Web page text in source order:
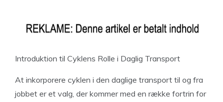
Introduktion til Cyklens Rolle i Daglig Transport
At inkorporere cyklen i den daglige transport til og fra
jobbet er et valg, der kommer med en række fortrin for